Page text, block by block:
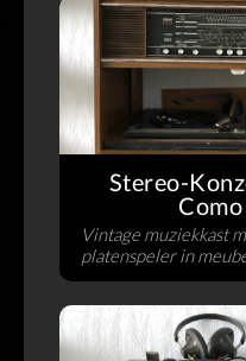
Stereo-
Vintage muziekkast
platenspeler in